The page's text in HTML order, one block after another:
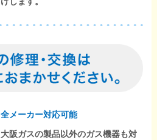
全メーカー対応可能
大阪ガスの製品以外のガス機器も対